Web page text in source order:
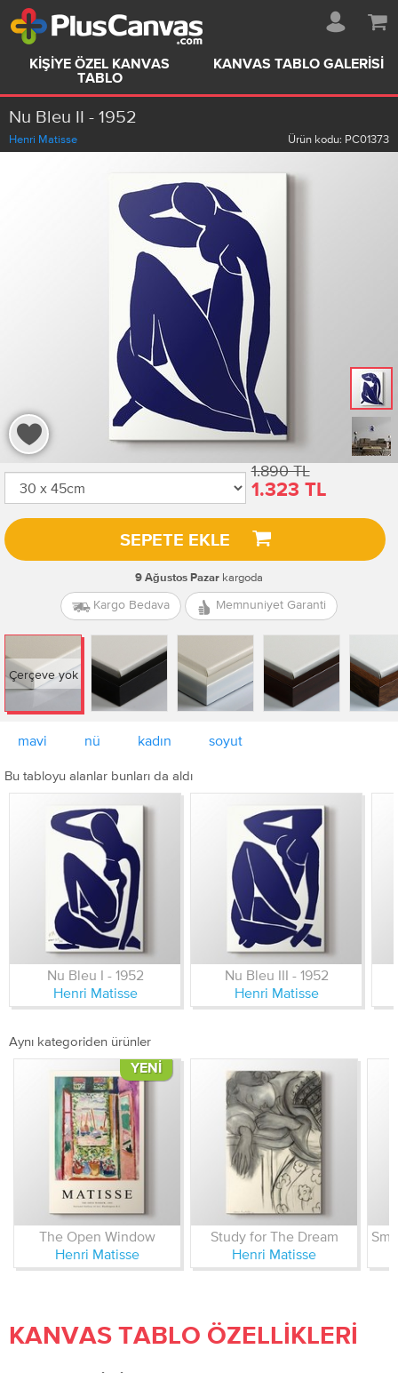
KIŞIYE ÖZEL KANVAS
TABLO
KANVAS TABLO GALERISI
Nu Bleu II - 1952
Henri Matisse Ürün kodu: PC01373
1.890 TL
1.323 TL
SEPETE EKLE
9 Ağustos Pazar kargoda
Kargo Bedava Memnuniyet Garanti
Çerçeve yok
mavi nü kadın soyut
Bu tabloyu alanlar bunları da aldı
Nu Bleu I - 1952
Henri Matisse
Nu Bleu III - 1952
Henri Matisse
Aynı kategoriden ürünler
YENI
The Open Window
Henri Matisse
Study for The Dream
Henri Matisse
KANVAS TABLO ÖZELLIKLERI